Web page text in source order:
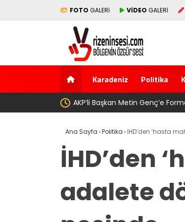
FOTO GALERİ VİDEO GALERİ
Karadeniz Politika
babasının toprağını satarak Salah
Ana Sayfa ›Politika › İHD’den ‘hasta
İHD’den
adalete